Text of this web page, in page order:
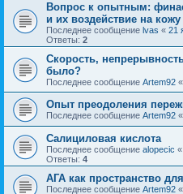
Вопрос к опытным:
и их воздействие на
Последнее сообщение lvas « 21
Ответы: 2
Скорость,
было?
Последнее сообщение Artem92 «
Опыт преодоления
Последнее сообщение Artem92 «
Салициловая кислота
Последнее сообщение alopecic «
Ответы: 4
АГА как пространство
Последнее сообщение Artem92 «